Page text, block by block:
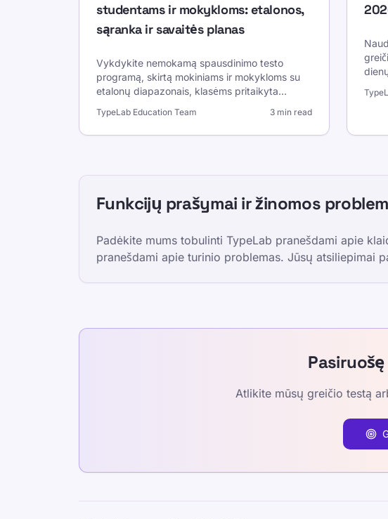
studentams ir mokykloms: etalonos,
sąranka ir savaitės planas
Vykdykite nemokamą spausdinimo testo
programą, skirtą mokiniams ir mokykloms su
etalonų diapazonais, klasėms pritaikyta
TypeLab Education Team 3 min read
Funkcijų prašymai ir žinomos
Padėkite mums tobulinti TypeLab pranešdami apie
pranešdami apie turinio problemas. Jūsų atsiliepimai
Atlikite mūsų greičio testą